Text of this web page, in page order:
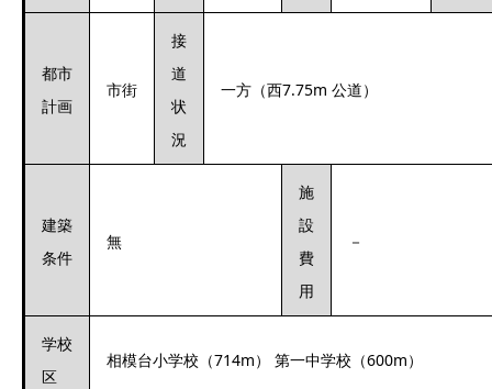
都市
計画
市街
接
道
状
況
一方（西7.75m 公道）
建築
条件
無
施
設
費
用
－
学校
区
相模台小学校（714m） 第一中学校（600m）